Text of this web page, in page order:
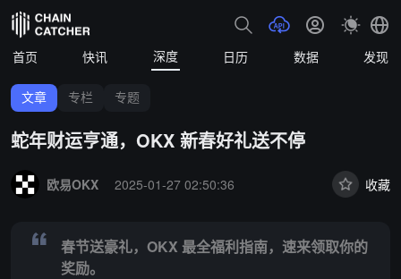
首页 快讯 深度 日历 数据 发现
文章 专栏 专题
蛇年财运亨通，OKX 新春好礼送不停
欧易OKX
2025-01-27 02:50:36 收藏
春节送豪礼，OKX 最全福利指南，速来领取你的
奖励。